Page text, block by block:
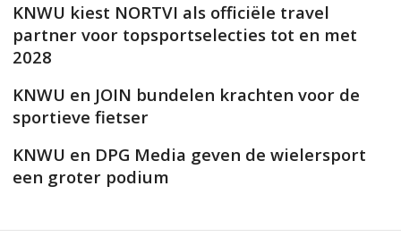
KNWU kiest NORTVI als officiële travel
partner voor topsportselecties tot en met
2028
KNWU en JOIN bundelen krachten voor de
sportieve fietser
KNWU en DPG Media geven de wielersport
een groter podium